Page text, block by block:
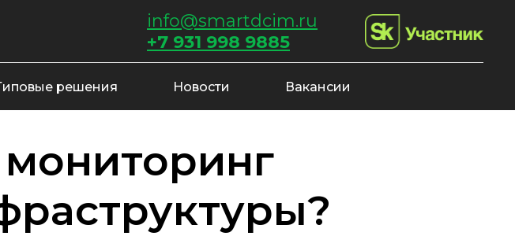
info@smartdcim.ru
+7 931 998 9885
решения Новости Вакансии